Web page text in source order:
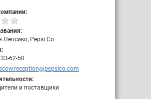
Пепсико, Pepsi Co
62-50
и поставщики